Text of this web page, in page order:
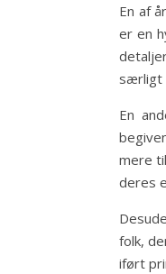
En af
er en
særligt
En
mere
deres
folk,
iført